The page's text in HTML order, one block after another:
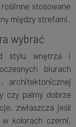
stosowane
między strefami.
wybrać
stylu wnętrza i
biurach
architektonicznej
czy palmy dobrze
zwłaszcza jeśli
kolorach czerni,